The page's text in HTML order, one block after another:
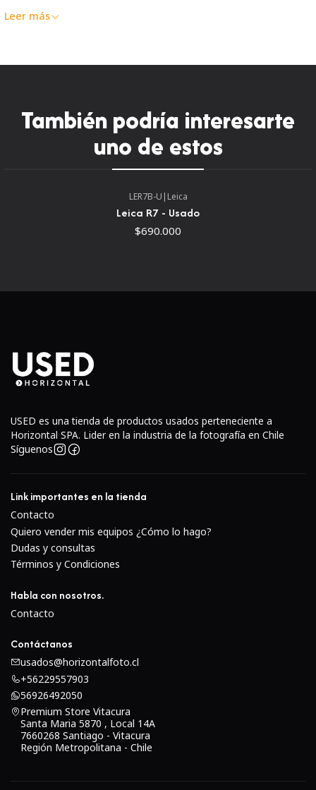
Alimentación: 1x batería de litio CR123A de 3V (no
incluida)
Dimensiones: 119 x 64 x 48,5 mm
Leer más
También podría interesarte
uno de estos
LER7B-U | Leica
Leica R7 - Usado
$690.000
USED es una tienda de productos usados perteneciente a
Horizontal SPA. Lider en la industria de la fotografía en Chile
Síguenos
Link importantes en la tienda
Contacto
Quiero vender mis equipos ¿Cómo lo hago?
Dudas y consultas
Términos y Condiciones
Habla con nosotros.
Contacto
Contáctanos
usados@horizontalfoto.cl
+56229557903
56926492050
Premium Store Vitacura
Santa Maria 5870 , Local 14A
7660268 Santiago - Vitacura
Región Metropolitana - Chile